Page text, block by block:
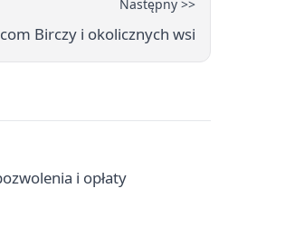
Następny >>
Birczy i okolicznych wsi
i opłaty